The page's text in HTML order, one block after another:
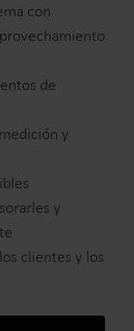
con
de
y
y
clientes y los